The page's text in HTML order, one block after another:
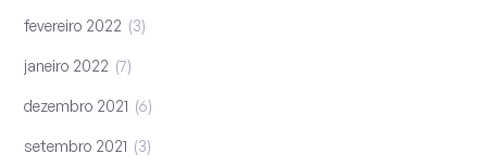
fevereiro 2022 3
janeiro 2022 7
dezembro 2021 6
setembro 2021 3